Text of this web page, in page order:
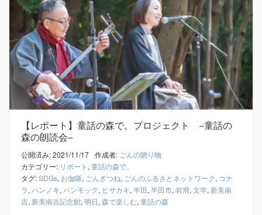
【レポート】童話の森で。プロジェクト −童話の
森の朗読会−
公開済み: 2021/11/17 作成者: ごんの贈り物
カテゴリー: リポート , 童話の森で。
タグ:SDGs, お伽噺, ごんぎつね, ごんのふるさとネットワーク, コナ
ラ, ハンノキ, ハンモック, ヒサカキ, 半田, 半田市, 岩滑, 文学, 新美南
吉, 新美南吉記念館, 明日, 森で楽しむ, 童話の森